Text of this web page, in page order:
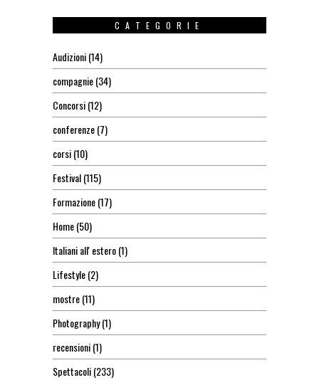
CATEGORIE
Audizioni(14)
compagnie(34)
Concorsi(12)
conferenze(7)
corsi(10)
Festival(115)
Formazione(17)
Home(50)
Italiani all' estero(1)
Lifestyle(2)
mostre(11)
Photography(1)
recensioni(1)
Spettacoli(233)